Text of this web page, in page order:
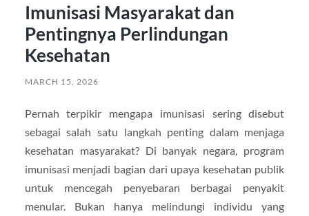
Imunisasi Masyarakat dan
Pentingnya Perlindungan
Kesehatan
MARCH 15, 2026
Pernah terpikir mengapa imunisasi sering disebut
sebagai salah satu langkah penting dalam menjaga
kesehatan masyarakat? Di banyak negara, program
imunisasi menjadi bagian dari upaya kesehatan publik
untuk mencegah penyebaran berbagai penyakit
menular. Bukan hanya melindungi individu yang